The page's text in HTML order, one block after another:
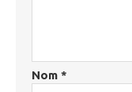
Nom *